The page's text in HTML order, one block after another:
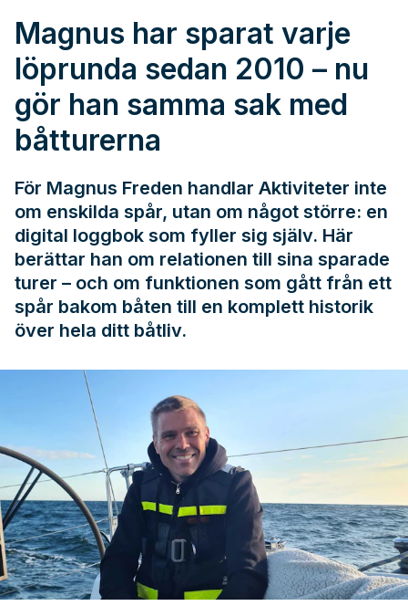
Magnus har sparat varje
löprunda sedan 2010 – nu
gör han samma sak med
båtturerna
För Magnus Freden handlar Aktiviteter inte
om enskilda spår, utan om något större: en
digital loggbok som fyller sig själv. Här
berättar han om relationen till sina sparade
turer – och om funktionen som gått från ett
spår bakom båten till en komplett historik
över hela ditt båtliv.